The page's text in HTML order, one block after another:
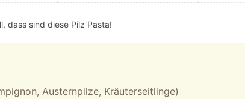
dass sind diese Pilz Pasta!
Austernpilze, Kräuterseitlinge)